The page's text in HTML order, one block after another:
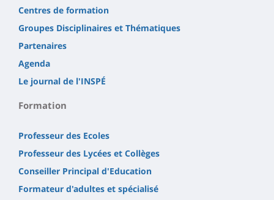
Centres de formation
Groupes Disciplinaires et Thématiques
Partenaires
Agenda
Le journal de l'INSPÉ
Formation
Professeur des Ecoles
Professeur des Lycées et Collèges
Conseiller Principal d'Education
Formateur d'adultes et spécialisé